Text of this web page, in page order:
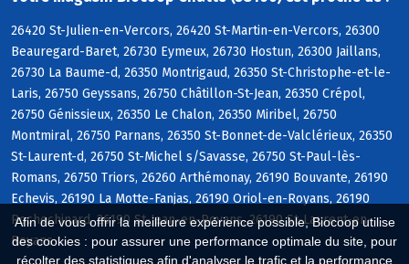
Afin de vous offrir la meilleure expérience possible, Biocoop utilise
des cookies : pour assurer une performance optimale du site, pour
récolter des statistiques afin d'analyser le trafic et la performance
26420 St-Julien-en-Vercors, 26420 St-Martin-en-Vercors, 26300
Beauregard-Baret, 26730 Eymeux, 26730 Hostun, 26300 Jaillans,
26730 La Baume-d, 26350 Montrigaud, 26350 St-Christophe-et-le-
Laris, 26750 Geyssans, 26750 Châtillon-St-Jean, 26350 Crépol,
26750 Génissieux, 26350 Le Chalon, 26350 Miribel, 26750
Montmiral, 26750 Parnans, 26350 St-Bonnet-de-Valclérieux, 26350
St-Laurent-d, 26750 St-Michel s/Savasse, 26750 St-Paul-lès-
Romans, 26750 Triors, 26260 Arthémonay, 26190 Bouvante, 26190
Echevis, 26190 La Motte-Fanjas, 26190 Oriol-en-Royans, 26190
Rochechinard, 26190 St-Jean-en-Royans, 26190 St-Laurent-en-
Royans